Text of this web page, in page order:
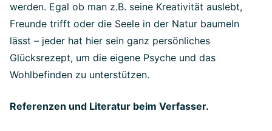
werden. Egal ob man z.B. seine Kreativität auslebt,
Freunde trifft oder die Seele in der Natur baumeln
lässt – jeder hat hier sein ganz persönliches
Glücksrezept, um die eigene Psyche und das
Wohlbefinden zu unterstützen.
Referenzen und Literatur beim Verfasser.